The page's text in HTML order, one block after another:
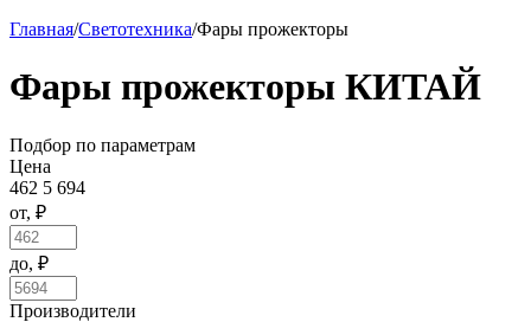
Главная/Светотехника/Фары прожекторы
Фары прожекторы КИТАЙ
Подбор по параметрам
Цена
462 5 694
от, ₽
до, ₽
Производители